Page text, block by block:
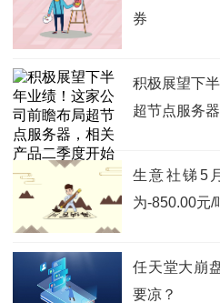
券
积极展望下
超节点服务
生意社锑5
为-850.00元/
任天堂大崩
要凉？